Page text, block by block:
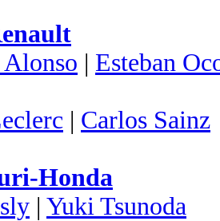
Alonso | Esteban
| Carlos Sainz
Honda
| Yuki Tsunoda